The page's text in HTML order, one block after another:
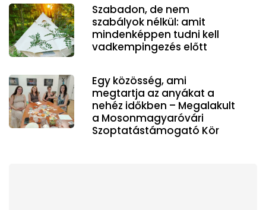
Szabadon, de nem
szabályok nélkül: amit
mindenképpen tudni kell
vadkempingezés előtt
Egy közösség, ami
megtartja az anyákat a
nehéz időkben – Megalakult
a Mosonmagyaróvári
Szoptatástámogató Kör